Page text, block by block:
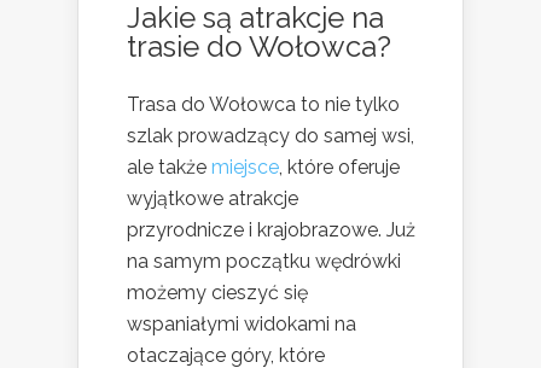
Jakie są atrakcje na
trasie do Wołowca?
Trasa do Wołowca to nie tylko
szlak prowadzący do samej wsi,
ale także miejsce, które oferuje
wyjątkowe atrakcje
przyrodnicze i krajobrazowe. Już
na samym początku wędrówki
możemy cieszyć się
wspaniałymi widokami na
otaczające góry, które